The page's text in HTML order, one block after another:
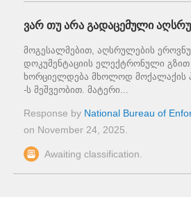
ვარ თუ არა გადაცემული
მოგესალმებით, აღსრულების
დოკუმენტაციის ელექტრონული
ხორციელდება მხოლოდ მოქალაქის
-ს მეშვეობით. მატერი...
Response by National Bureau of
on November 24, 2025
Awaiting classification.